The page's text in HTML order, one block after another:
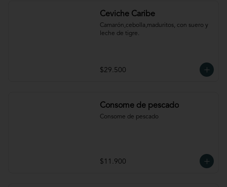
Ceviche Caribe
Camarón,cebolla,maduritos, con suero y
leche de tigre.
$29.500
Consome de pescado
Consome de pescado
$11.900